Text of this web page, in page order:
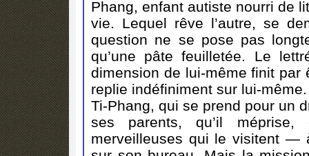
Phang, enfant autiste nourri de
vie. Lequel rêve l’autre, se
question ne se pose pas
qu’une pâte feuilletée. Le
dimension de lui-même finit
replie indéfiniment sur lui-
Ti-Phang, qui se prend pour un
ses parents, qu’il
merveilleuses qui le visitent —